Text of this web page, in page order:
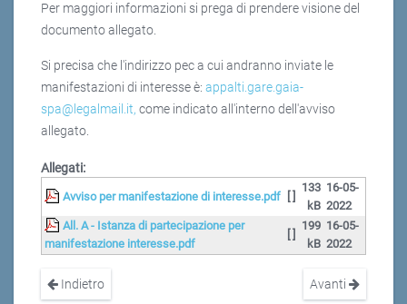
Per maggiori informazioni si prega di prendere visione del
documento allegato.
Si precisa che l'indirizzo pec a cui andranno inviate le
manifestazioni di interesse è: appalti.gare.gaia-
spa@legalmail.it, come indicato all'interno dell'avviso
allegato.
Allegati:
Avviso per manifestazione di interesse.pdf
133
kB
16-05-
2022
All. A - Istanza di partecipazione per
manifestazione interesse.pdf
199
kB
16-05-
2022
Indietro Avanti